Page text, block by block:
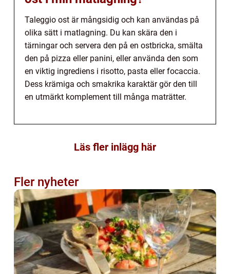
Taleggio ost är mångsidig och kan användas på
olika sätt i matlagning. Du kan skära den i
tärningar och servera den på en ostbricka, smälta
den på pizza eller panini, eller använda den som
en viktig ingrediens i risotto, pasta eller focaccia.
Dess krämiga och smakrika karaktär gör den till
en utmärkt komplement till många maträtter.
Läs fler inlägg här
Fler nyheter